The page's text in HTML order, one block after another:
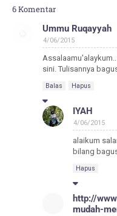
6 Komentar
Ummu Ruqayyah
4/06/2015
sini. Tulisannya
Balas Hapus
IYAH
4/06/2015
alaikum
bilang
Hapus
http://
mudah-